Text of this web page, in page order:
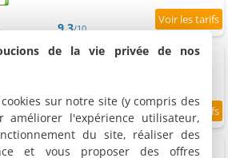
9.3/10
Cosy cottage
9.4/10
de la vie privée de nos
sur notre site (y compris des
améliorer l'expérience utilisateur,
du site, réaliser des
et vous proposer des offres